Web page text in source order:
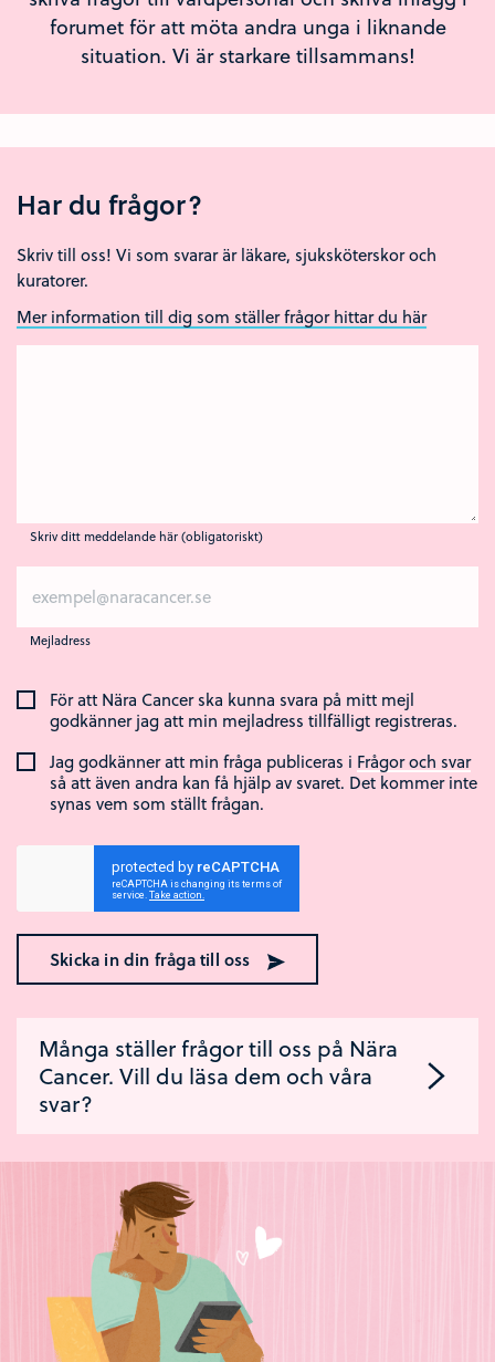
forumet för att möta andra unga i liknande
situation. Vi är starkare tillsammans!
Har du frågor?
Skriv till oss! Vi som svarar är läkare, sjuksköterskor och
kuratorer.
Mer information till dig som ställer frågor hittar du här
Skriv ditt meddelande här (obligatoriskt)
Mejladress
För att Nära Cancer ska kunna svara på mitt mejl
godkänner jag att min mejladress tillfälligt registreras.
Jag godkänner att min fråga publiceras i Frågor och svar
så att även andra kan få hjälp av svaret. Det kommer inte
synas vem som ställt frågan.
Skicka in din fråga till oss
Många ställer frågor till oss på Nära
Cancer. Vill du läsa dem och våra
svar?